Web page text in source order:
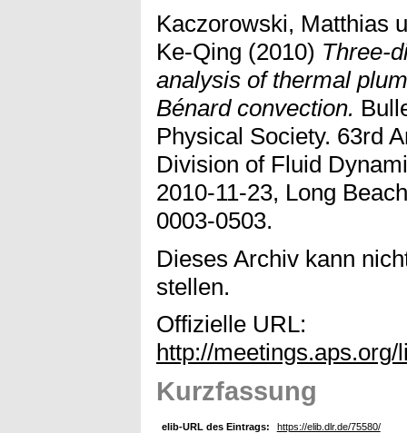
Kaczorowski, Matthias
Ke-Qing (2010) Three-
analysis of thermal
Bénard convection.
Physical Society. 63rd
Division of Fluid
2010-11-23, Long
0003-0503.
Dieses Archiv kann
stellen.
Offizielle URL:
http://
Kurzfassung
elib-URL des Eintrags:
https://elib.dlr.de/75580/